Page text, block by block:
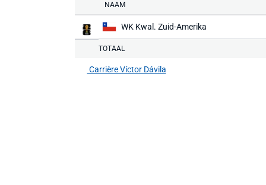
NAAM
WK Kwal. Zuid-Amerika
TOTAAL
Carrière Víctor Dávila